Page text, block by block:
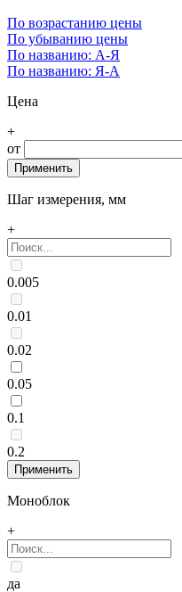
По возрастанию цены
По убыванию цены
По названию: А-Я
По названию: Я-А
Цена
+
от
Шаг измерения, мм
+
0.005
0.01
0.02
0.05
0.1
0.2
Моноблок
+
да